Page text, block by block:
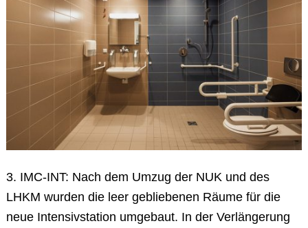
3. IMC-INT: Nach dem Umzug der NUK und des
LHKM wurden die leer gebliebenen Räume für die
neue Intensivstation umgebaut. In der Verlängerung